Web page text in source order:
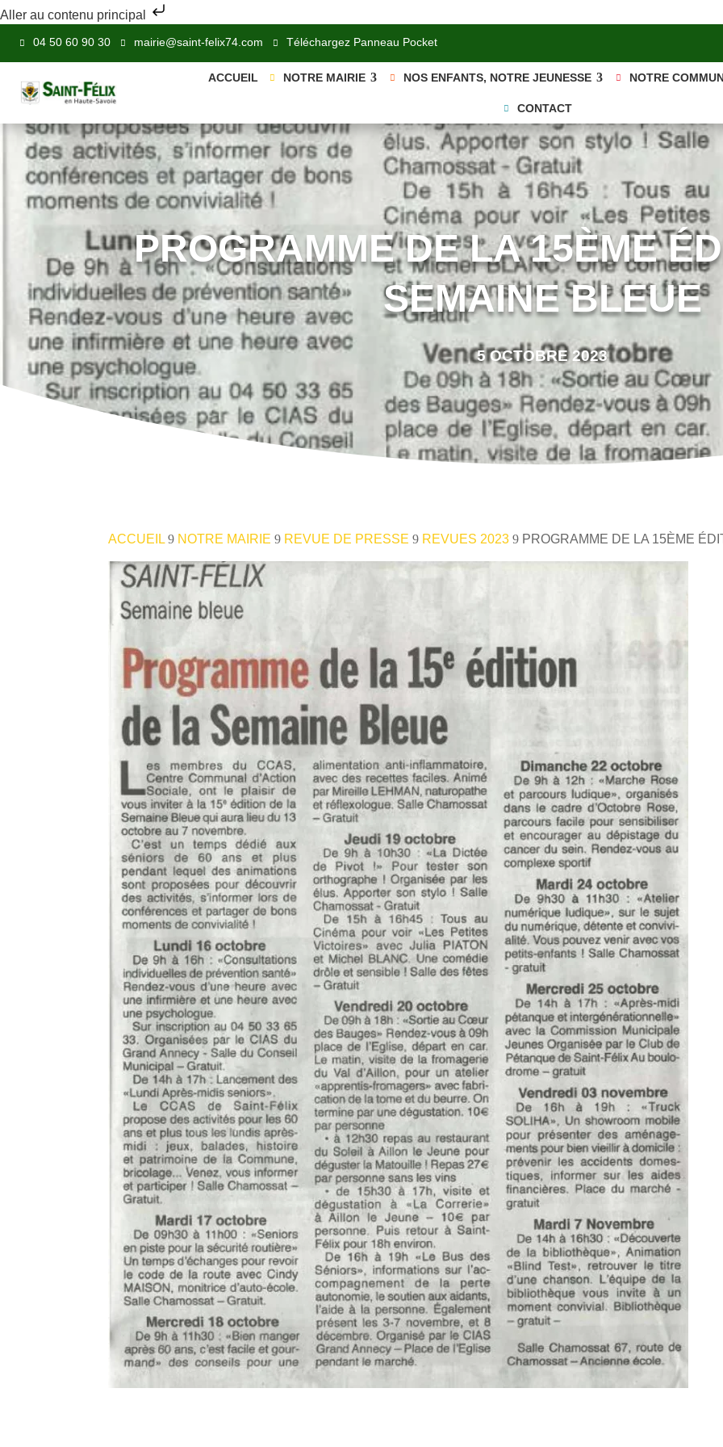
Aller au contenu principal
04 50 60 90 30 mairie@saint-felix74.com Téléchargez Panneau Pocket
ACCUEIL NOTRE MAIRIE NOS ENFANTS, NOTRE JEUNESSE NOTRE
CONTACT
PROGRAMME DE LA 15ÈME
SEMAINE BLEUE
5 OCTOBRE 2023
ACCUEIL 9 NOTRE MAIRIE 9 REVUE DE PRESSE 9 REVUES 2023 9 PROGRAMME DE LA 15ÈME